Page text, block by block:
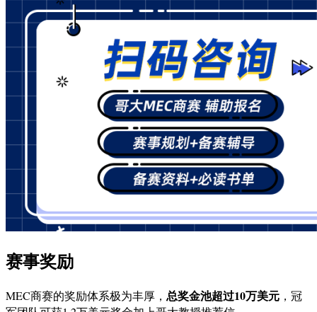
赛事奖励
MEC商赛的奖励体系极为丰厚， 总奖金池超过10万美元 ，冠